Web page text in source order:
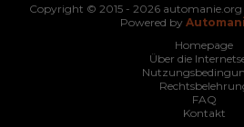
Copyright © 2015 - 2026 automanie.org
Powered by
Homepage
Über die
FAQ
Kontakt